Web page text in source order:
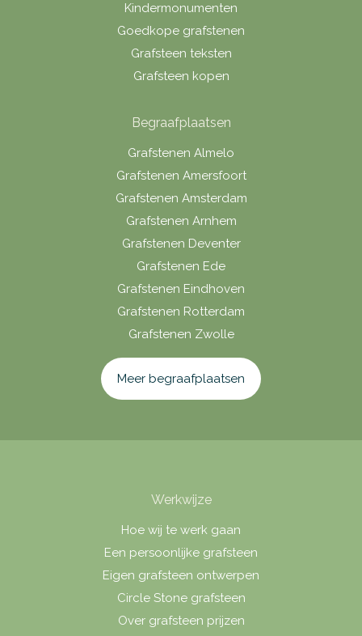
Kindermonumenten
Goedkope grafstenen
Grafsteen teksten
Grafsteen kopen
Begraafplaatsen
Grafstenen Almelo
Grafstenen Amersfoort
Grafstenen Amsterdam
Grafstenen Arnhem
Grafstenen Deventer
Grafstenen Ede
Grafstenen Eindhoven
Grafstenen Rotterdam
Grafstenen Zwolle
Meer begraafplaatsen
Werkwijze
Hoe wij te werk gaan
Een persoonlijke grafsteen
Eigen grafsteen ontwerpen
Circle Stone grafsteen
Over grafsteen prijzen